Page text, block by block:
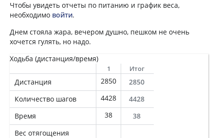
Чтобы увидеть отчеты по питанию и график веса,
необходимо войти.
Днем стояла жара, вечером душно, пешком не очень
хочется гулять, но надо.
Ходьба (дистанция/время)
1 Итог
Дистанция 2850
2850
Количество шагов
4428
4428
Время
38
38
Вес отягощения